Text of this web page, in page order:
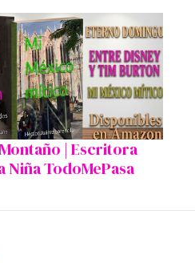
| Escritora
Niña TodoMePasa